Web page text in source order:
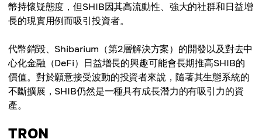
幣持懷疑態度，但SHIB因其高流動性、強大的社群和日益增
長的現實用例而吸引投資者。
代幣銷毀、Shibarium（第2層解決方案）的開發以及對去中
心化金融（DeFi）日益增長的興趣可能會長期推高SHIB的
價值。對於願意接受波動的投資者來說，隨著其生態系統的
不斷擴展，SHIB仍然是一種具有成長潛力的有吸引力的資
產。
TRON